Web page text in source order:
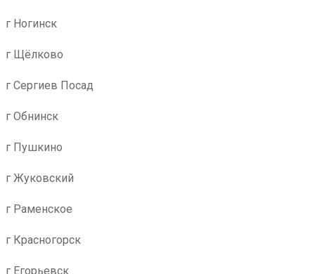
г Ногинск
г Щёлково
г Сергиев Посад
г Обнинск
г Пушкино
г Жуковский
г Раменское
г Красногорск
г Егорьевск